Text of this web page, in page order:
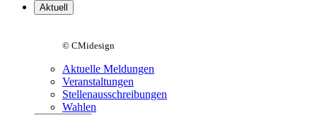
Aktuell
© CMidesign
Aktuelle Meldungen
Veranstaltungen
Stellenausschreibungen
Wahlen